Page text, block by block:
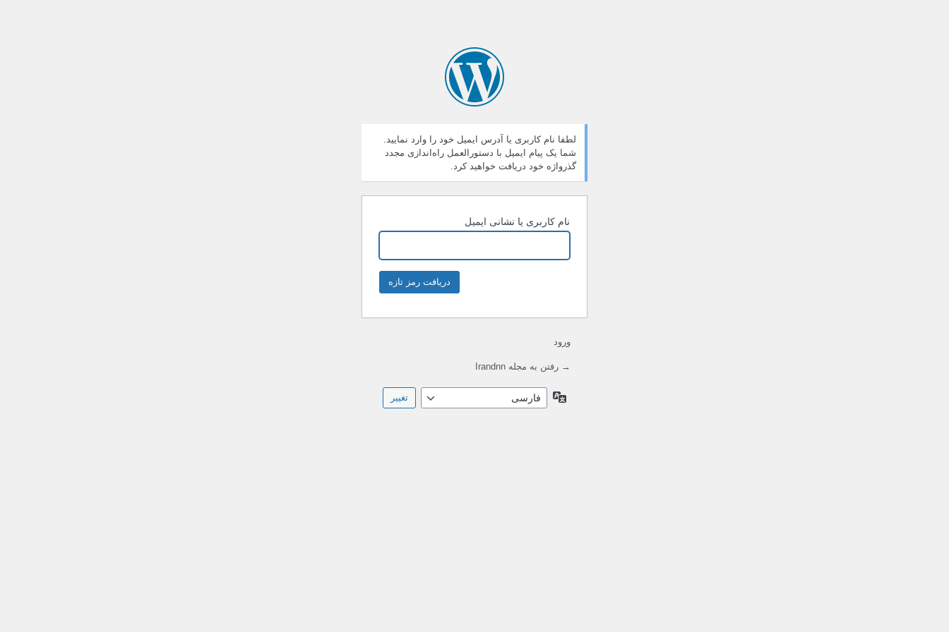
لطفا نام کاربری یا آدرس ایمیل خود را وارد نمایید.
شما یک پیام ایمیل با دستورالعمل راه‌اندازی مجدد
گذرواژه خود دریافت خواهید کرد.
نام کاربری یا نشانی ایمیل
ورود
→ رفتن به مجله Irandnn
زبان